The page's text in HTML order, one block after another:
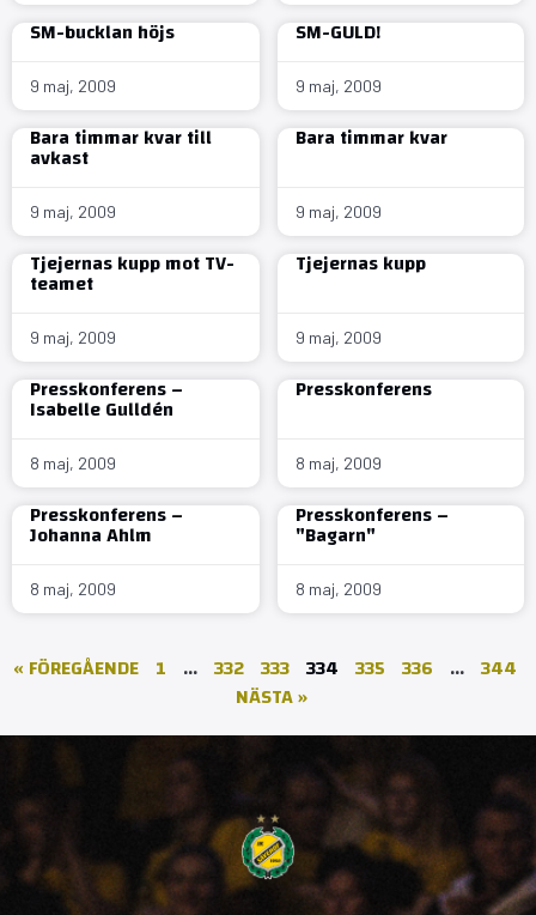
SM-bucklan höjs
9 maj, 2009
SM-GULD!
9 maj, 2009
Bara timmar kvar till
avkast
9 maj, 2009
Bara timmar kvar
9 maj, 2009
Tjejernas kupp mot TV-
teamet
9 maj, 2009
Tjejernas kupp
9 maj, 2009
Presskonferens –
Isabelle Gulldén
8 maj, 2009
Presskonferens
8 maj, 2009
Presskonferens –
Johanna Ahlm
8 maj, 2009
Presskonferens –
"Bagarn"
8 maj, 2009
« FÖREGÅENDE 1 … 332 333 334 335 336 … 344
NÄSTA »